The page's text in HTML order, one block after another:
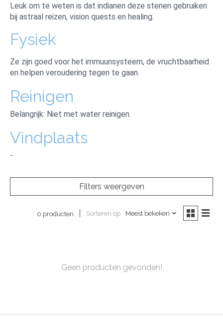
Leuk om te weten is dat indianen deze stenen gebruiken
bij astraal reizen, vision quests en healing.
Fysiek
Ze zijn goed voor het immuunsysteem, de vruchtbaarheid
en helpen veroudering tegen te gaan.
Reinigen
Belangrijk: Niet met water reinigen.
Vindplaats
-
Filters weergeven
0 producten Sorteren op Meest bekeken
Geen producten gevonden!